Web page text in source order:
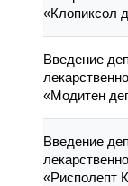
«Клопиксол
Введение
«Модитен
Введение
«Рисполепт